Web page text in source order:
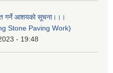
गर्ने आशयको सूचना।।।
Stone Paving Work)
- 19:48